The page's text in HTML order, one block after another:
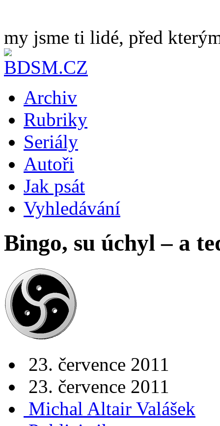
my jsme ti lidé, před
Archiv
Rubriky
Seriály
Autoři
Jak psát
Vyhledávání
Bingo, su úchyl – a
23. července 2011
23. července 2011
Michal Altair Valášek